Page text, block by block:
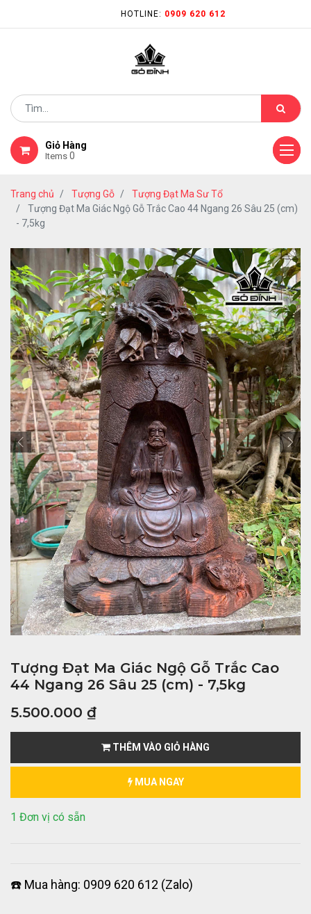
HOTLINE: 0909 620 612
Giỏ Hàng
Items 0
Trang chủ Tượng Gỗ
Tượng Đạt Ma Sư Tổ
Tượng Đạt Ma Giác Ngộ Gỗ Trắc Cao 44 Ngang 26 Sâu 25 (cm)
- 7,5kg
Tượng Đạt Ma Giác Ngộ Gỗ Trắc Cao
44 Ngang 26 Sâu 25 (cm) - 7,5kg
5.500.000 ₫
THÊM VÀO GIỎ HÀNG
MUA NGAY
1 Đơn vị có sẵn
☎️ Mua hàng: 0909 620 612 (Zalo)